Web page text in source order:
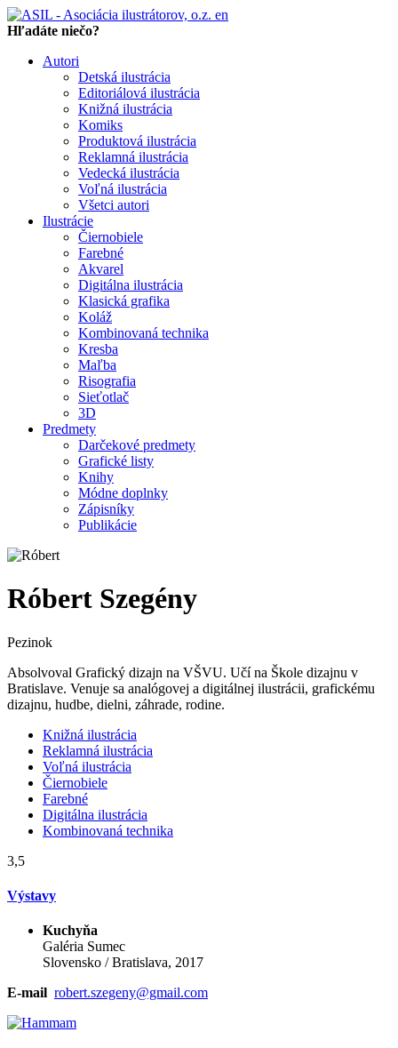
en
Hľadáte niečo?
Autori
Detská ilustrácia
Editoriálová ilustrácia
Knižná ilustrácia
Komiks
Produktová ilustrácia
Reklamná ilustrácia
Vedecká ilustrácia
Voľná ilustrácia
Všetci autori
Ilustrácie
Čiernobiele
Farebné
Akvarel
Digitálna ilustrácia
Klasická grafika
Koláž
Kombinovaná technika
Kresba
Maľba
Risografia
Sieťotlač
3D
Predmety
Darčekové predmety
Grafické listy
Knihy
Módne doplnky
Zápisníky
Publikácie
Róbert Szegény
Pezinok
Absolvoval Grafický dizajn na VŠVU. Učí na Škole dizajnu v
Bratislave. Venuje sa analógovej a digitálnej ilustrácii, grafickému
dizajnu, hudbe, dielni, záhrade, rodine.
Knižná ilustrácia
Reklamná ilustrácia
Voľná ilustrácia
Čiernobiele
Farebné
Digitálna ilustrácia
Kombinovaná technika
3,5
Výstavy
Kuchyňa
Galéria Sumec
Slovensko / Bratislava, 2017
E-mail robert.szegeny@gmail.com